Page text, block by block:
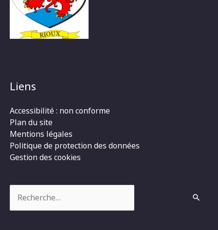
Liens
Accessibilité : non conforme
Plan du site
Mentions légales
Politique de protection des données
Gestion des cookies